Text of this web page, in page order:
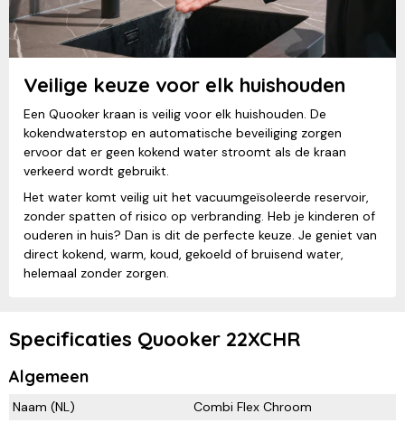
Veilige keuze voor elk huishouden
Een Quooker kraan is veilig voor elk huishouden. De
kokendwaterstop en automatische beveiliging zorgen
ervoor dat er geen kokend water stroomt als de kraan
verkeerd wordt gebruikt.
Het water komt veilig uit het vacuumgeïsoleerde reservoir,
zonder spatten of risico op verbranding. Heb je kinderen of
ouderen in huis? Dan is dit de perfecte keuze. Je geniet van
direct kokend, warm, koud, gekoeld of bruisend water,
helemaal zonder zorgen.
Specificaties Quooker 22XCHR
Algemeen
Naam (NL) Combi Flex Chroom